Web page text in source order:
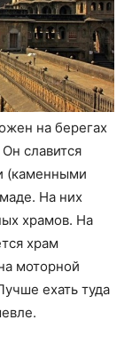
на берегах
славится
(каменными
На них
храмов. На
храм
моторной
ехать туда